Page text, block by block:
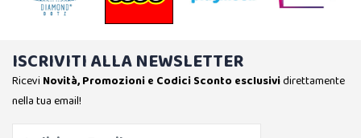
ISCRIVITI ALLA NEWSLETTER
Ricevi Novità, Promozioni e Codici Sconto esclusividirettamente
nella tua email!